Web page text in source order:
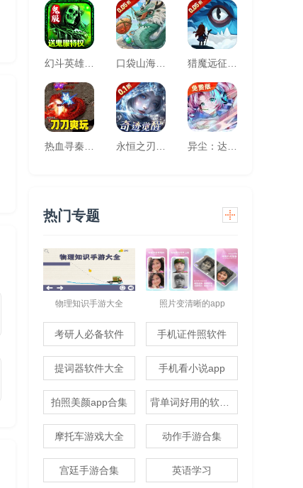
热门专题
物理知识手游大全 照片变清晰的app
考研人必备软件 手机证件照软件
提词器软件大全 手机看小说app
拍照美颜app合集
摩托车游戏大全 动作手游合集
宫廷手游合集 英语学习